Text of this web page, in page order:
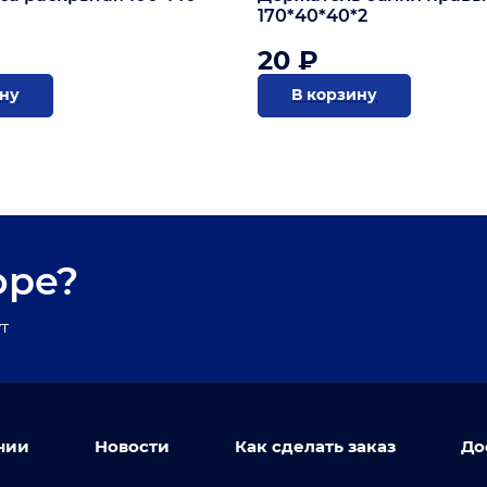
170*40*40*2
20 ₽
В корзину
Новости Как сделать заказ